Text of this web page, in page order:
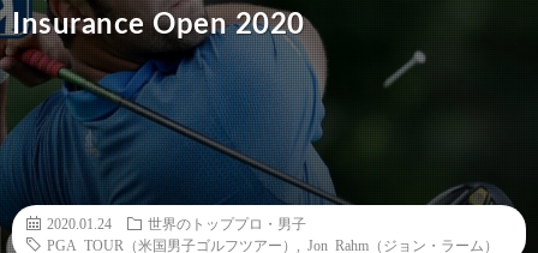
Insurance Open 2020
2020.01.24
世界のトッププロ・男子
PGA TOUR（米国男子ゴルフツアー）
Jon Rahm（ジョン・ラーム）